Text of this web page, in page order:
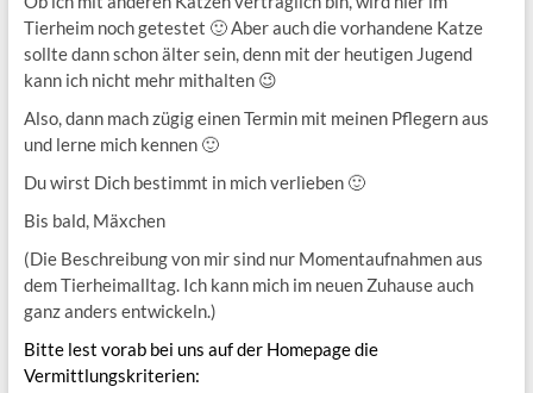
Tierheim noch getestet 🙂 Aber auch die vorhandene Katze
sollte dann schon älter sein, denn mit der heutigen Jugend
kann ich nicht mehr mithalten 😉
Also, dann mach zügig einen Termin mit meinen Pflegern aus
und lerne mich kennen 🙂
Du wirst Dich bestimmt in mich verlieben 🙂
Bis bald, Mäxchen
(Die Beschreibung von mir sind nur Momentaufnahmen aus
dem Tierheimalltag. Ich kann mich im neuen Zuhause auch
ganz anders entwickeln.)
Bitte lest vorab bei uns auf der Homepage die
Vermittlungskriterien: